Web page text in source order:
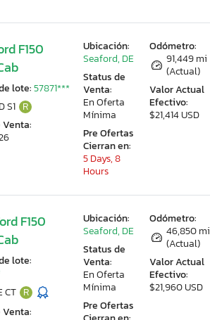
F150
lote:57871***
S1 R
Venta:
Odómetro:
91,449 mi
(Actual)
Valor Actual
Efectivo:
$21,414 USD
Ubicación:
Seaford, DE
Status de
Venta:
En Oferta
Mínima
Pre Ofertas
Cierran en:
5 Days, 8
Hours
F150
lote:
CT R
Venta:
Odómetro:
46,850 mi
(Actual)
Valor Actual
Efectivo:
$21,960 USD
Ubicación:
Seaford, DE
Status de
Venta:
En Oferta
Mínima
Pre Ofertas